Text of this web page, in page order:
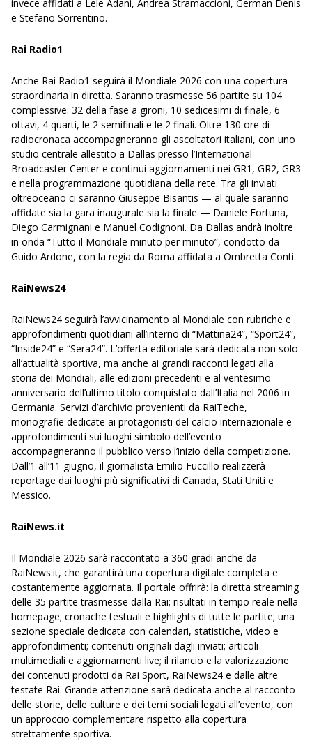
invece affidati a Lele Adani, Andrea Stramaccioni, German Denis
e Stefano Sorrentino.
Rai Radio1
Anche Rai Radio1 seguirà il Mondiale 2026 con una copertura
straordinaria in diretta. Saranno trasmesse 56 partite su 104
complessive: 32 della fase a gironi, 10 sedicesimi di finale, 6
ottavi, 4 quarti, le 2 semifinali e le 2 finali. Oltre 130 ore di
radiocronaca accompagneranno gli ascoltatori italiani, con uno
studio centrale allestito a Dallas presso l’International
Broadcaster Center e continui aggiornamenti nei GR1, GR2, GR3
e nella programmazione quotidiana della rete. Tra gli inviati
oltreoceano ci saranno Giuseppe Bisantis — al quale saranno
affidate sia la gara inaugurale sia la finale — Daniele Fortuna,
Diego Carmignani e Manuel Codignoni. Da Dallas andrà inoltre
in onda “Tutto il Mondiale minuto per minuto”, condotto da
Guido Ardone, con la regia da Roma affidata a Ombretta Conti.
RaiNews24
RaiNews24 seguirà l’avvicinamento al Mondiale con rubriche e
approfondimenti quotidiani all’interno di “Mattina24”, “Sport24”,
“Inside24” e “Sera24”. L’offerta editoriale sarà dedicata non solo
all’attualità sportiva, ma anche ai grandi racconti legati alla
storia dei Mondiali, alle edizioni precedenti e al ventesimo
anniversario dell’ultimo titolo conquistato dall’Italia nel 2006 in
Germania. Servizi d’archivio provenienti da RaiTeche,
monografie dedicate ai protagonisti del calcio internazionale e
approfondimenti sui luoghi simbolo dell’evento
accompagneranno il pubblico verso l’inizio della competizione.
Dall’1 all’11 giugno, il giornalista Emilio Fuccillo realizzerà
reportage dai luoghi più significativi di Canada, Stati Uniti e
Messico.
RaiNews.it
Il Mondiale 2026 sarà raccontato a 360 gradi anche da
RaiNews.it, che garantirà una copertura digitale completa e
costantemente aggiornata. Il portale offrirà: la diretta streaming
delle 35 partite trasmesse dalla Rai; risultati in tempo reale nella
homepage; cronache testuali e highlights di tutte le partite; una
sezione speciale dedicata con calendari, statistiche, video e
approfondimenti; contenuti originali dagli inviati; articoli
multimediali e aggiornamenti live; il rilancio e la valorizzazione
dei contenuti prodotti da Rai Sport, RaiNews24 e dalle altre
testate Rai. Grande attenzione sarà dedicata anche al racconto
delle storie, delle culture e dei temi sociali legati all’evento, con
un approccio complementare rispetto alla copertura
strettamente sportiva.